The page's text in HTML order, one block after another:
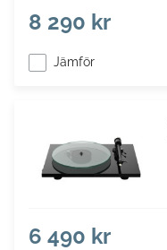
8 290 kr
Jämför
6 490 kr